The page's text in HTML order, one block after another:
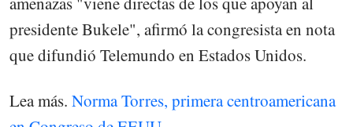
presidente Bukele", afirmó la congresista en nota
que difundió Telemundo en Estados Unidos.
Lea más. Norma Torres, primera centroamericana